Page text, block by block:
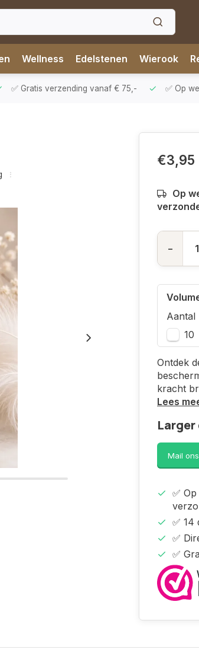
Wellness Edelstenen Wierook
✅ Gratis verzending vanaf € 75,- ✅ Op
€3,95
Op
-
Aantal
10
Ontdek
kracht
Lees
Mail
✅
✅ 14
✅
✅